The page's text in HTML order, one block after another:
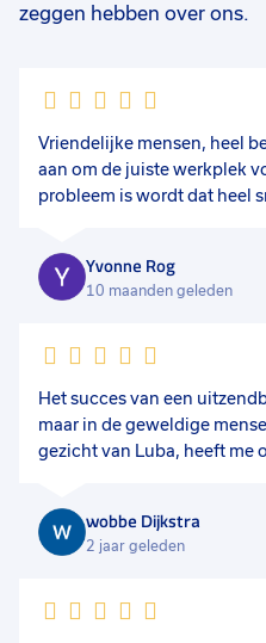
zeggen hebben over ons.
Vriendelijke mensen, heel
aan om de juiste werkplek
probleem is wordt dat heel
Yvonne Rog
10 maanden geleden
Het succes van een
maar in de geweldige
gezicht van Luba, heeft me
perfect begrepen door me
naar mijn droombaan! Ik
capaciteiten zouden hem in
wobbe Dijkstra
2 jaar geleden